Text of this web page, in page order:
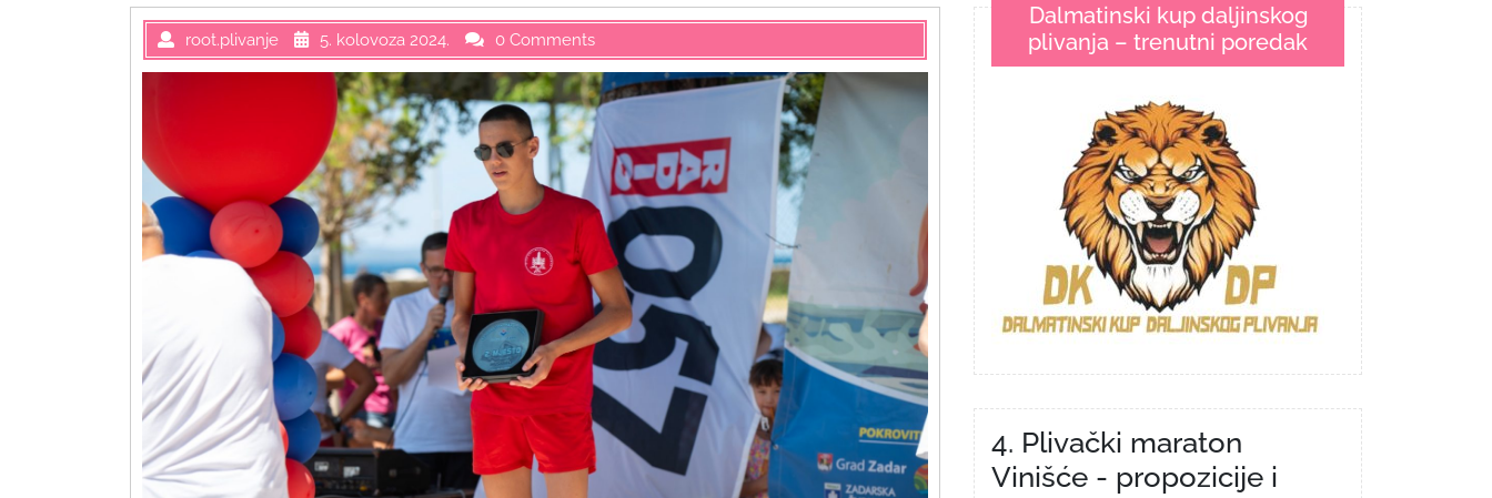
root.plivanje 5. kolovoza 2024. 0 Comments
Dalmatinski kup daljinskog
plivanja – trenutni poredak
4. Plivački maraton
Vinišće - propozicije i